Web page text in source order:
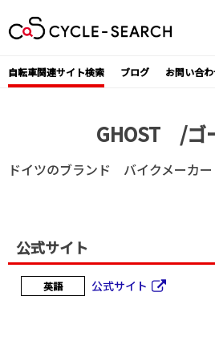
to
content
自転車関連サイト検索 ブログ お問い合
GHOST /ゴ
ドイツのブランド バイクメーカー
公式サイト
英語 公式サイト